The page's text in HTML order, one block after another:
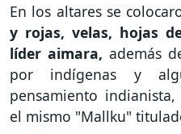
En los altares se
y rojas, velas, hojas
líder aimara, además
por indígenas y
pensamiento
el mismo "Mallku"